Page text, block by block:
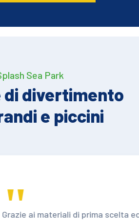
Sea Park
di divertimento
e piccini
di prima scelta ed alla